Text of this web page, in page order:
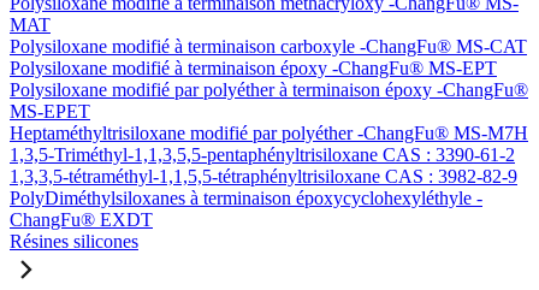
MAT
Polysiloxane modifié à terminaison carboxyle -ChangFu® MS-CAT
Polysiloxane modifié à terminaison époxy -ChangFu® MS-EPT
Polysiloxane modifié par polyéther à terminaison époxy -ChangFu®
MS-EPET
Heptaméthyltrisiloxane modifié par polyéther -ChangFu® MS-M7H
1,3,5-Triméthyl-1,1,3,5,5-pentaphényltrisiloxane CAS : 3390-61-2
1,3,3,5-tétraméthyl-1,1,5,5-tétraphényltrisiloxane CAS : 3982-82-9
PolyDiméthylsiloxanes à terminaison époxycyclohexyléthyle -
ChangFu® EXDT
Résines silicones